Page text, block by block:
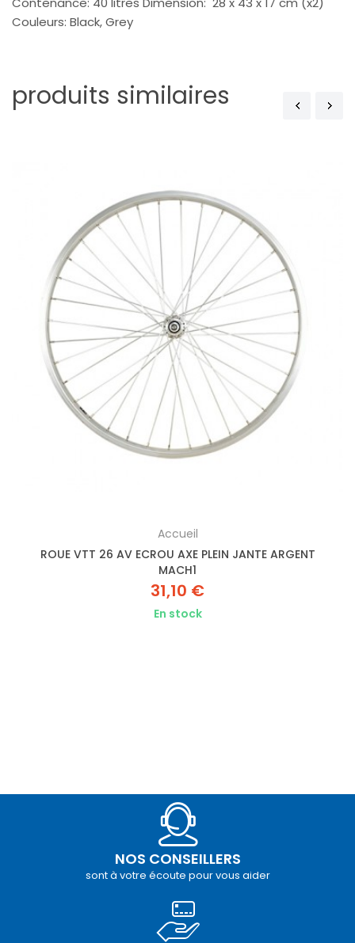
Couleurs: Black, Grey
produits similaires
Accueil
ROUE VTT 26 AV ECROU AXE PLEIN JANTE ARGENT
MACH1
31,10 €
En stock
NOS CONSEILLERS
sont à votre écoute pour vous aider